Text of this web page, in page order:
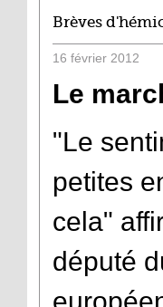
Brèves
16 février 2012
Le
"Le
petites
cela"
député